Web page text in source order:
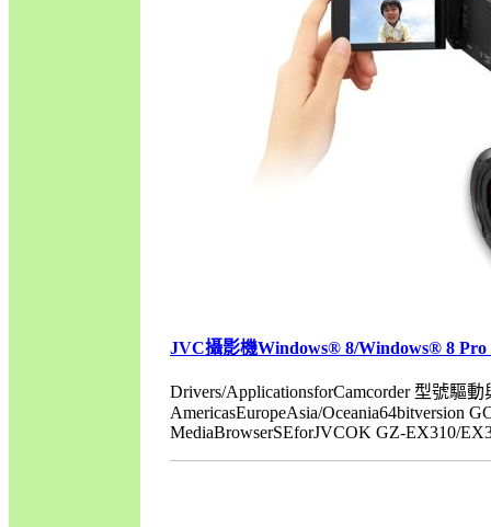
JVC攝影機Windows® 8/Windows® 8 Pro
Drivers/ApplicationsforCamcorder 型號驅
AmericasEuropeAsia/Oceania64bitversion
MediaBrowserSEforJVCOK GZ-EX310/